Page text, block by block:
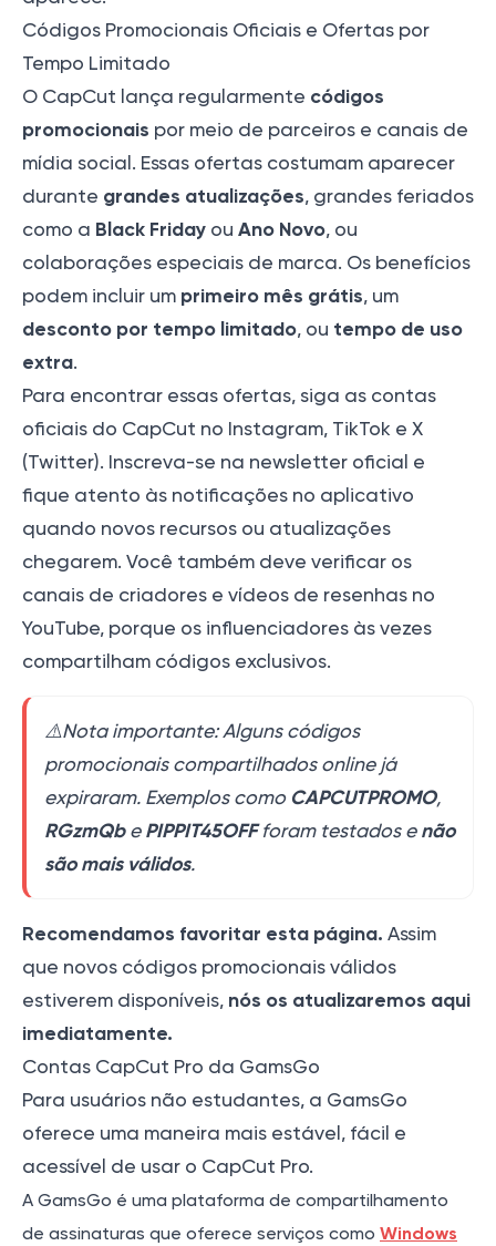
Códigos Promocionais Oficiais e Ofertas por
Tempo Limitado
O CapCut lança regularmente códigos
promocionais por meio de parceiros e canais de
mídia social. Essas ofertas costumam aparecer
durante grandes atualizações, grandes feriados
como a Black Friday ou Ano Novo, ou
colaborações especiais de marca. Os benefícios
podem incluir um primeiro mês grátis, um
desconto por tempo limitado, ou tempo de uso
extra.
Para encontrar essas ofertas, siga as contas
oficiais do CapCut no Instagram, TikTok e X
(Twitter). Inscreva-se na newsletter oficial e
fique atento às notificações no aplicativo
quando novos recursos ou atualizações
chegarem. Você também deve verificar os
canais de criadores e vídeos de resenhas no
YouTube, porque os influenciadores às vezes
compartilham códigos exclusivos.
⚠️Nota importante: Alguns códigos
promocionais compartilhados online já
expiraram. Exemplos como CAPCUTPROMO,
RGzmQbe PIPPIT45OFFforam testados e não
são mais válidos.
Recomendamos favoritar esta página. Assim
que novos códigos promocionais válidos
estiverem disponíveis, nós os atualizaremos aqui
imediatamente.
Contas CapCut Pro da GamsGo
Para usuários não estudantes, a GamsGo
oferece uma maneira mais estável, fácil e
acessível de usar o CapCut Pro.
A GamsGo é uma plataforma de compartilhamento
de assinaturas que oferece serviços como Windows